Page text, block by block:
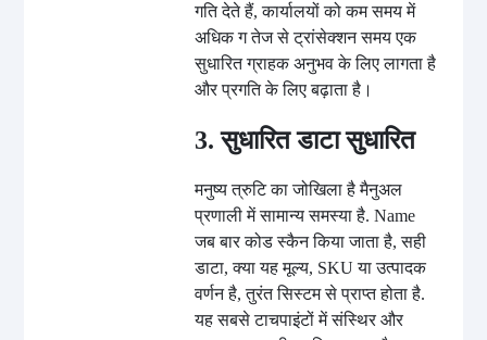
गति देते हैं, कार्यालयों को कम समय में
अधिक ग तेज से ट्रांसेक्शन समय एक
सुधारित ग्राहक अनुभव के लिए लागता है
और प्रगति के लिए बढ़ाता है।
3. सुधारित डाटा सुधारित
मनुष्य त्रुटि का जोखिला है मैनुअल
प्रणाली में सामान्य समस्या है. Name
जब बार कोड स्कैन किया जाता है, सही
डाटा, क्या यह मूल्य, SKU या उत्पादक
वर्णन है, तुरंत सिस्टम से प्राप्त होता है.
यह सबसे टाचपाइंटों में संस्थिर और